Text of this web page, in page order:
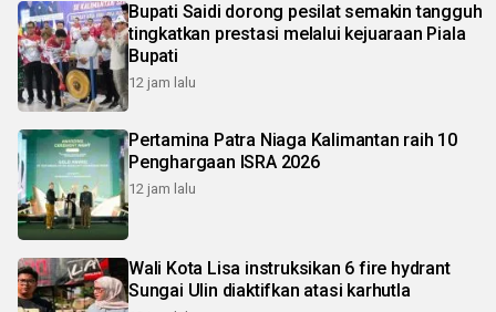
Bupati Saidi dorong pesilat semakin tangguh
tingkatkan prestasi melalui kejuaraan Piala
Bupati
12 jam lalu
Pertamina Patra Niaga Kalimantan raih 10
Penghargaan ISRA 2026
12 jam lalu
Wali Kota Lisa instruksikan 6 fire hydrant
Sungai Ulin diaktifkan atasi karhutla